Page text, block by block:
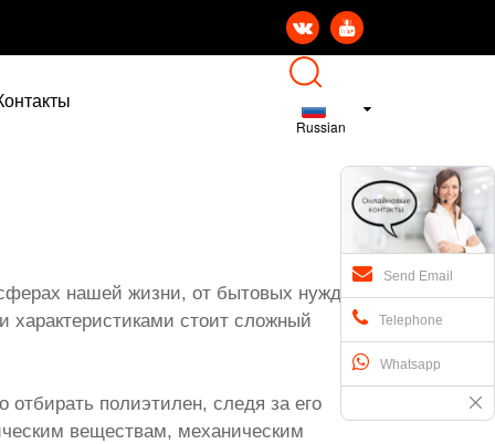
 
Russian
нашей жизни, от бытовых нужд до
стоит сложный
полиэтилен, следя за его
веществам, механическим
Send Email
Telephone
Whatsapp